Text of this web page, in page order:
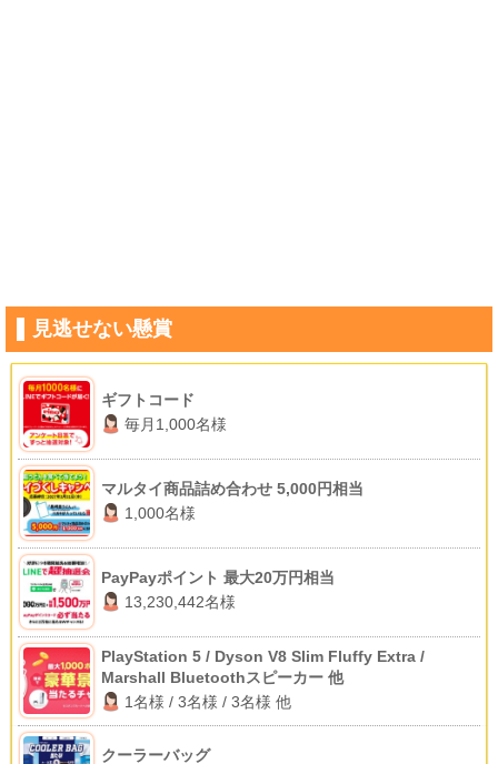
見逃せない懸賞
ギフトコード
毎月1,000名様
マルタイ商品詰め合わせ 5,000円相当
1,000名様
PayPayポイント 最大20万円相当
13,230,442名様
PlayStation 5 / Dyson V8 Slim Fluffy Extra /
Marshall Bluetoothスピーカー 他
1名様 / 3名様 / 3名様 他
クーラーバッグ